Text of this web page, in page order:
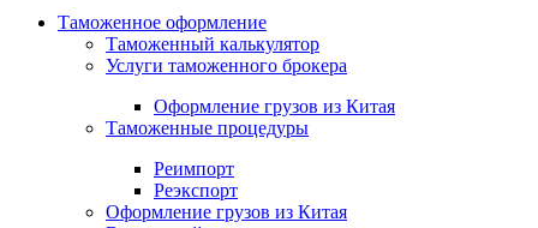
Таможенное оформление
Таможенный калькулятор
Услуги таможенного брокера
Оформление грузов из Китая
Таможенные процедуры
Реимпорт
Реэкспорт
Оформление грузов из Китая